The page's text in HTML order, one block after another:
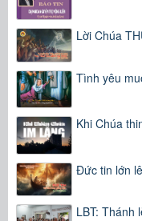
Lời Chúa
Tình yêu
Khi Chúa
Đức tin lớn
LBT: Thánh